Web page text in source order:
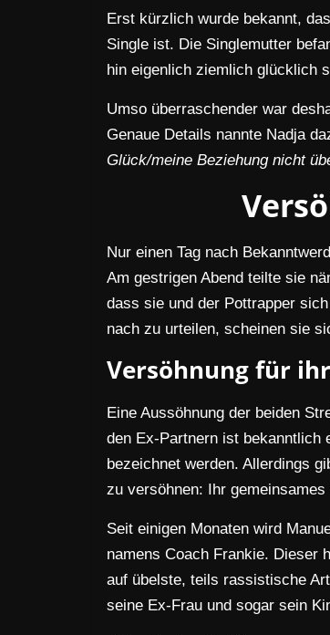
Erst kürzlich wurde bekannt,
Single ist. Die Singlemutter
hin eigenlich ziemlich glücklich
Umso überraschender war
Genaue Details nannte Nadja
Glück/meine Beziehung nicht
Nur einen Tag nach
Am gestrigen Abend teilte sie
dass sie und der Pottrapper
nach zu urteilen, scheinen sie
Versöhnung für
Eine Aussöhnung der beiden
den Ex-Partnern ist bekanntlich
bezeichnet werden. Allerdings
zu versöhnen: Ihr gemeinsames
Seit einigen Monaten wird
namens Coach Frankie. Dieser
auf übelste, teils rassistische
seine Ex-Frau und sogar sein